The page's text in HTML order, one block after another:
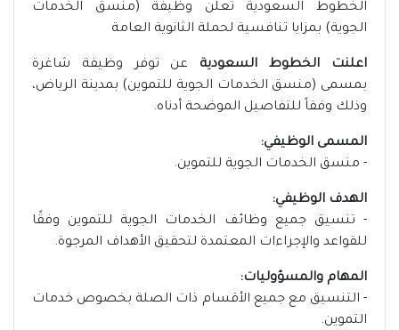
الخطوط السعودية تعلن وظيفة (منسق الخدمات
الجوية) بمزايا تنافسية لحملة الثانوية العامة
اعلنت الخطوط السعودية عن توفر وظيفة شاغرة
بمسمى (منسق الخدمات الجوية للتموين) بمدينة الرياض،
وذلك وفقاً للتفاصيل الموضحة أدناه.
المسمى الوظيفي:
- منسق الخدمات الجوية للتموين.
الهدف الوظيفي:
- تنسيق جميع وظائف الخدمات الجوية للتموين وفقًا
للقواعد والإجراءات المعتمدة لتحقيق الأهداف المرجوة.
المهام والمسؤوليات:
- التنسيق مع جميع الأقسام ذات الصلة بخصوص خدمات
التموين.